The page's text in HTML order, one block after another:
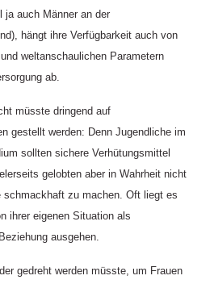
ja auch Männer an der
hängt ihre Verfügbarkeit auch von
weltanschaulichen Parametern
ab.
müsste dringend auf
gestellt werden: Denn Jugendliche im
sollten sichere Verhütungsmittel
gelobten aber in Wahrheit nicht
schmackhaft zu machen. Oft liegt es
ihrer eigenen Situation als
ausgehen.
gedreht werden müsste, um Frauen